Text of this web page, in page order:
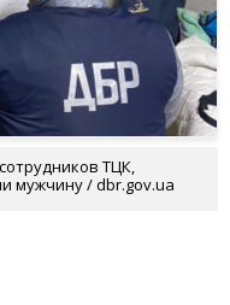
ТЦК,
мужчину / dbr.gov.ua